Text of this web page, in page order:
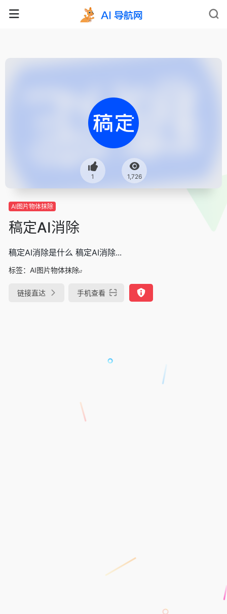
1 1,726
AI图片物体抹除
稿定AI消除
稿定AI消除是什么 稿定AI消除...
标签： AI图片物体抹除
链接直达 手机查看